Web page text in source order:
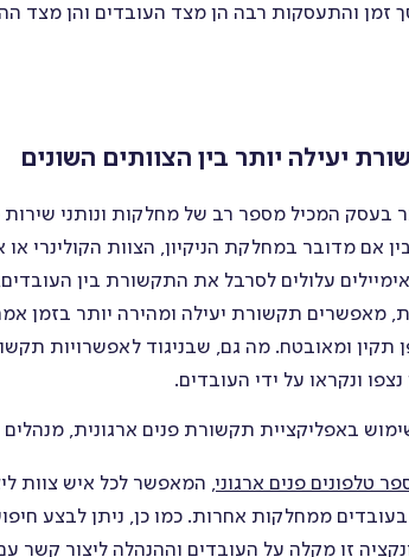
זמן והתעסקות רבה הן מצד העובדים והן מצד
יעילה יותר בין הצוותים השונים
בעסק המכיל מספר רב של מחלקות ונותני שירות
אם מדובר במחלקת הניקיון, הצוות הקולינרי
עלולים לסרבל את התקשורת בין
מאפשרים תקשורת יעילה ומהירה יותר בזמן
תקין ומאובטח. מה גם, שבניגוד לאפשרויות
ונקראו על ידי העובדים.
באפליקציית תקשורת פנים ארגונית, מנהלים
טלפונים פנים ארגוני, המאפשר לכל איש צוות
ממחלקות אחרות. כמו כן, ניתן לבצע
זו מקלה על העובדים וההנהלה ליצור קשר